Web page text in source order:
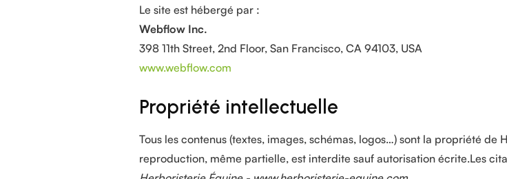
Le site est hébergé par :
Webflow Inc.
398 11th Street, 2nd Floor, San Francisco, CA 94103, USA
www.webflow.com
Propriété intellectuelle
Tous les contenus (textes, images, schémas, logos…) sont la propriété
reproduction, même partielle, est interdite sauf autorisation écrite.Les